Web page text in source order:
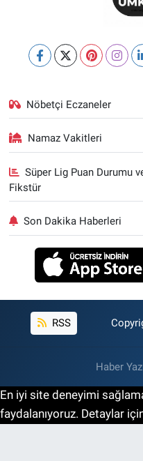
Nöbetçi Eczaneler
Namaz Vakitleri
Süper Lig Puan Durumu
Fikstür
Son Dakika Haberleri
RSS
Haber
En iyi site deneyimi
faydalanıyoruz. Detaylar